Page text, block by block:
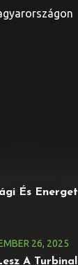
És
26, 2025
A